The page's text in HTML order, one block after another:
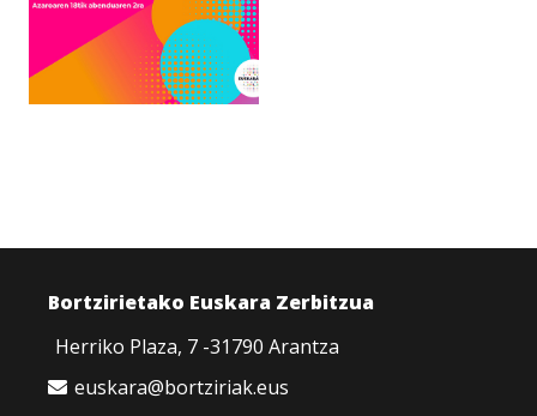
Bortzirietako Euskara Zerbitzua
Herriko Plaza, 7 -31790 Arantza
euskara@bortziriak.eus